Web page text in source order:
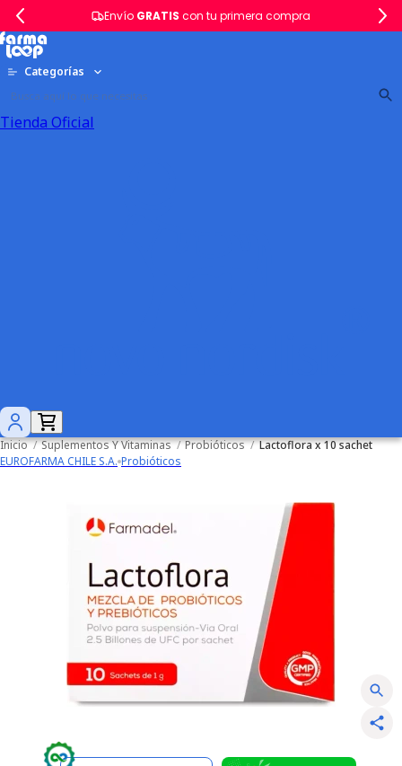
Envío GRATIS con tu primera compra
Categorías
Tienda Oficial
Inicio / Suplementos Y Vitaminas / Probióticos / Lactoflora x 10 sachet
EUROFARMA CHILE S.A. Probióticos